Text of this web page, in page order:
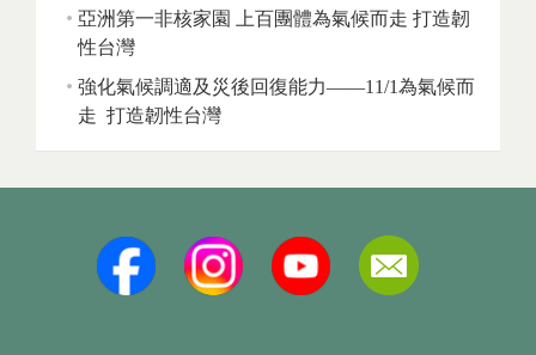
亞洲第一非核家園 上百團體為氣候而走 打造韌
性台灣
強化氣候調適及災後回復能力——11/1為氣候而
走 打造韌性台灣